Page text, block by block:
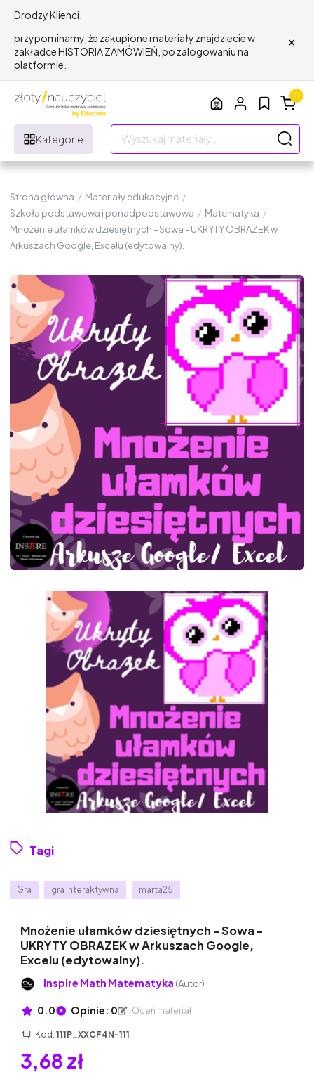
Drodzy Klienci,
przypominamy, że zakupione materiały znajdziecie w
zakładce HISTORIA ZAMÓWIEŃ, po zalogowaniu na
platformie.
×
Kategorie
0
Strona główna / Materiały edukacyjne /
Szkoła podstawowa i ponadpodstawowa / Matematyka /
Mnożenie ułamków dziesiętnych - Sowa - UKRYTY OBRAZEK w
Arkuszach Google, Excelu (edytowalny).
Tagi
Gra gra interaktywna marta25
Mnożenie ułamków dziesiętnych - Sowa -
UKRYTY OBRAZEK w Arkuszach Google,
Excelu (edytowalny).
Inspire Math Matematyka (Autor)
0.0 Opinie: 0 Oceń materiał
Kod: 111P_XXCF4N-111
3,68 zł